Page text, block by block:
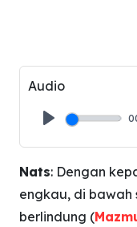
Audio
Nats: Dengan
engkau, di
berlindung (